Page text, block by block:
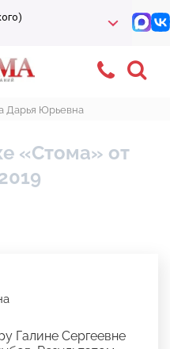
Дарья Юрьевна
«Стома» от
Галине Сергеевне